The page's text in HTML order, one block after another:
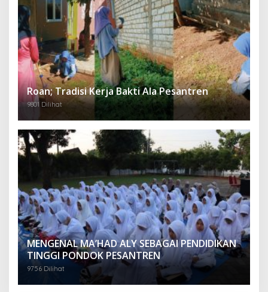
Roan; Tradisi Kerja Bakti Ala Pesantren
9801 Dilihat
MENGENAL MA’HAD ALY SEBAGAI PENDIDIKAN
TINGGI PONDOK PESANTREN
9756 Dilihat